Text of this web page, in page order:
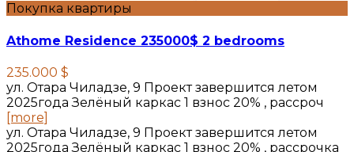
Покупка квартиры
Athome Residence 235000$ 2 bedrooms
235.000 $
ул. Отара Чиладзе, 9 Проект завершится летом
2025года Зелёный каркас 1 взнос 20% , рассроч
[more]
ул. Отара Чиладзе, 9 Проект завершится летом
2025года Зелёный каркас 1 взнос 20% , рассрочка